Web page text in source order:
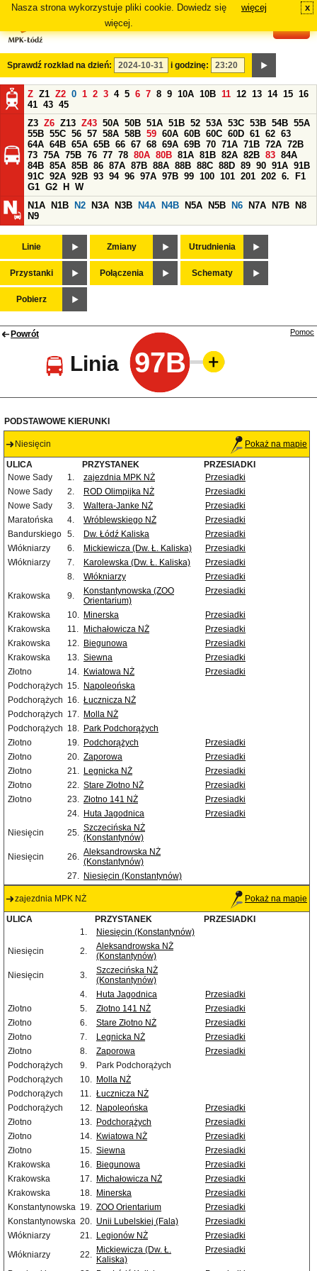
Nasza strona wykorzystuje pliki cookie. Dowiedz się
więcej.
więcej x
Sprawdź rozkład na dzień: i godzinę:
Z Z1 Z2 0 1 2 3 4 5 6 7 8 9 10A 10B 11 12 13 14 15 16
41 43 45
Z3 Z6 Z13 Z43 50A 50B 51A 51B 52 53A 53C 53B 54B 55A
55B 55C 56 57 58A 58B 59 60A 60B 60C 60D 61 62 63
64A 64B 65A 65B 66 67 68 69A 69B 70 71A 71B 72A 72B
73 75A 75B 76 77 78 80A 80B 81A 81B 82A 82B 83 84A
84B 85A 85B 86 87A 87B 88A 88B 88C 88D 89 90 91A 91B
91C 92A 92B 93 94 96 97A 97B 99 100 101 201 202 6.
F1
G1 G2 H
W
N1A
N1B N2 N3A N3B N4A N4B N5A N5B N6 N7A N7B
N8
N9
Linie Zmiany Utrudnienia
Przystanki Połączenia Schematy
Pobierz
Powrót
Linia 97B
Pomoc
PODSTAWOWE KIERUNKI
Niesięcin Pokaż na mapie
ULICA PRZYSTANEK
PRZESIADKI
Nowe Sady
1. zajezdnia MPK NŻ
Przesiadki
Nowe Sady
2. ROD Olimpijka NŻ
Przesiadki
Nowe Sady
3. Waltera-Janke NŻ
Przesiadki
Maratońska
4. Wróblewskiego NŻ
Przesiadki
Bandurskiego 5. Dw. Łódź Kaliska
Przesiadki
Włókniarzy
6. Mickiewicza (Dw. Ł. Kaliska)
Przesiadki
Włókniarzy
7. Karolewska (Dw. Ł. Kaliska)
Przesiadki
8.
Włókniarzy
Przesiadki
Krakowska
9.
Konstantynowska (ZOO
Orientarium)
Przesiadki
Krakowska 10. Minerska
Przesiadki
Krakowska
11. Michałowicza NŻ
Przesiadki
Krakowska
12. Biegunowa
Przesiadki
Krakowska
13. Siewna
Przesiadki
Złotno
14. Kwiatowa NŻ
Przesiadki
Podchorążych 15. Napoleońska
Podchorążych 16. Łucznicza NŻ
Podchorążych 17. Molla NŻ
Podchorążych 18. Park Podchorążych
Złotno
19. Podchorążych
Przesiadki
Złotno
20. Zaporowa
Przesiadki
Złotno
21. Legnicka NŻ
Przesiadki
Złotno
22. Stare Złotno NŻ
Przesiadki
Złotno
23. Złotno 141 NŻ
Przesiadki
24. Huta Jagodnica
Przesiadki
Niesięcin
25. Szczecińska NŻ
(Konstantynów)
Niesięcin
26. Aleksandrowska NŻ
(Konstantynów)
27. Niesięcin (Konstantynów)
zajezdnia MPK NŻ Pokaż na mapie
ULICA PRZYSTANEK
PRZESIADKI
1.
Niesięcin (Konstantynów)
Niesięcin
2.
Aleksandrowska NŻ
(Konstantynów)
Niesięcin
3.
Szczecińska NŻ
(Konstantynów)
4.
Huta Jagodnica
Przesiadki
Złotno
5. Złotno 141 NŻ
Przesiadki
Złotno
6. Stare Złotno NŻ
Przesiadki
Złotno
7. Legnicka NŻ
Przesiadki
Złotno
8. Zaporowa
Przesiadki
Podchorążych
9.
Park Podchorążych
Podchorążych
10. Molla NŻ
Podchorążych
11. Łucznicza NŻ
Podchorążych
12. Napoleońska
Przesiadki
Złotno
13. Podchorążych
Przesiadki
Złotno
14. Kwiatowa NŻ
Przesiadki
Złotno
15. Siewna
Przesiadki
Krakowska
16. Biegunowa
Przesiadki
Krakowska
17. Michałowicza NŻ
Przesiadki
Krakowska
18. Minerska
Przesiadki
Konstantynowska 19. ZOO Orientarium
Przesiadki
Konstantynowska 20. Unii Lubelskiej (Fala)
Przesiadki
Włókniarzy
21. Legionów NŻ
Przesiadki
Włókniarzy
22. Mickiewicza (Dw. Ł.
Kaliska)
Przesiadki